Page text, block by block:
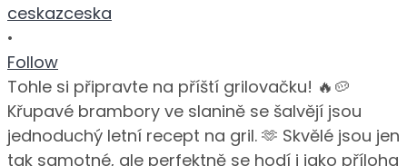
ceskazceska
•
Follow
Tohle si připravte na příští grilovačku! 🔥🥔
Křupavé brambory ve slanině se šalvějí jsou
jednoduchý letní recept na gril. 🫶 Skvělé jsou jen
tak samotné, ale perfektně se hodí i jako příloha